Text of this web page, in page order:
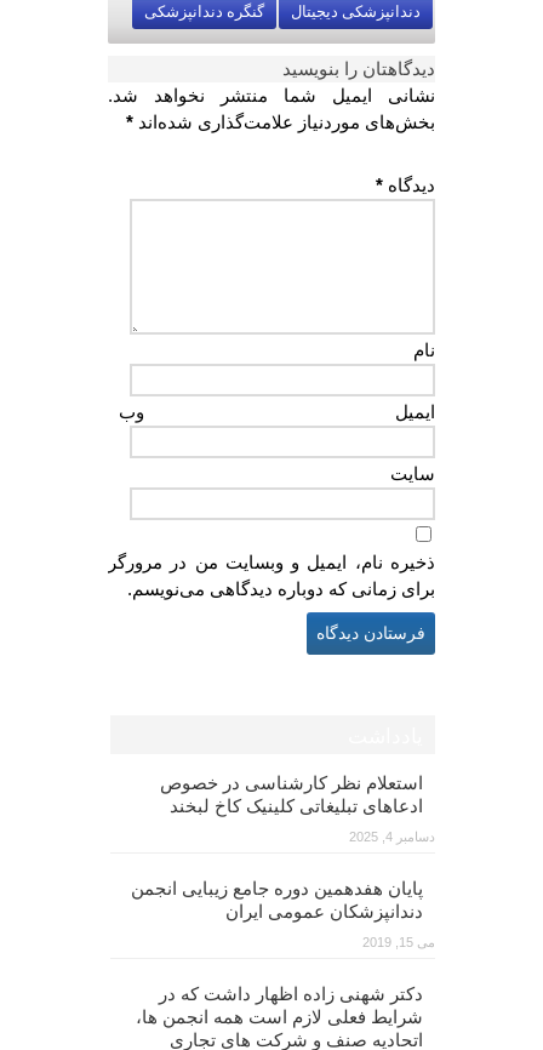
دندانپزشکی دیجیتال گنگره دندانپزشکی
دیدگاهتان را بنویسید
نشانی ایمیل شما منتشر نخواهد شد.
بخش‌های موردنیاز علامت‌گذاری شده‌اند *
دیدگاه *
نام
ایمیل وب‌
سایت
ذخیره نام، ایمیل و وبسایت من در مرورگر
برای زمانی که دوباره دیدگاهی می‌نویسم.
استعلام نظر کارشناسی در خصوص
ادعاهای تبلیغاتی کلینیک کاخ لبخند
دسامبر 4, 2025
پایان هفدهمین دوره جامع زیبایی انجمن
دندانپزشکان عمومی ایران
می 15, 2019
دکتر شهنی زاده اظهار داشت که در
شرایط فعلی لازم است همه انجمن ها،
اتحادیه صنف و شرکت های تجاری